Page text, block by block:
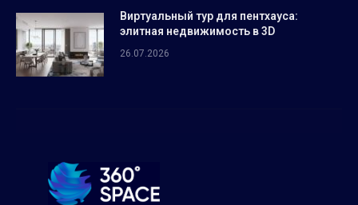
Виртуальный тур для пентхауса:
элитная недвижимость в 3D
26.07.2026